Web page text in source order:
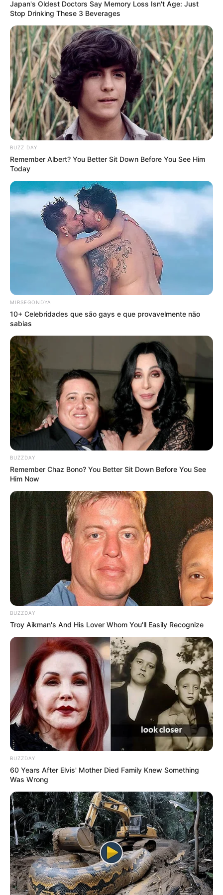
Japan's Oldest Doctors Say Memory Loss Isn't Age: Just
Stop Drinking These 3 Beverages
BUZZ DAY
Remember Albert? You Better Sit Down Before You See Him
Today
MIRSEGONDYA
10+ Celebridades que são gays e que provavelmente não
sabias
BUZZDAY
Remember Chaz Bono? You Better Sit Down Before You See
Him Now
BUZZDAY
Troy Aikman's And His Lover Whom You'll Easily Recognize
BUZZDAY
60 Years After Elvis' Mother Died Family Knew Something
Was Wrong